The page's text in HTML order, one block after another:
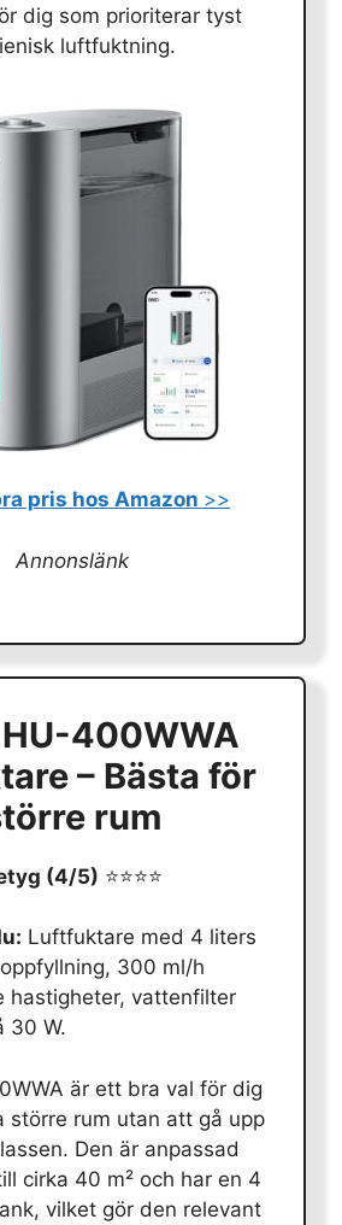
dig som prioriterar tyst
luftfuktning.
pris hos Amazon >>
Annonslänk
400WWA
– Bästa för
rum
(4/5) ⭐⭐⭐⭐
Luftfuktare med 4 liters
300 ml/h
hastigheter, vattenfilter
30 W.
är ett bra val för dig
större rum utan att gå upp
Den är anpassad
cirka 40 m² och har en 4
vilket gör den relevant